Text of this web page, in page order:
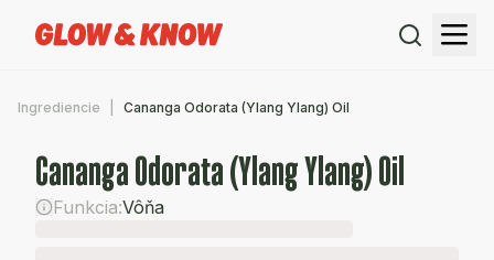
Ingrediencie Cananga Odorata (Ylang Ylang) Oil
Cananga Odorata (Ylang Ylang) Oil
Funkcia:Vôňa